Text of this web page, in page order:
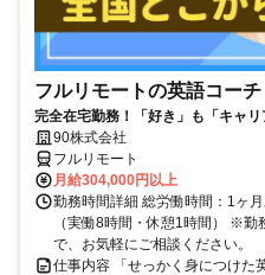
フルリモートの英語コーチ
完全在宅勤務！「好き」も「キャリ
90株式会社
フルリモート
月給304,000円以上
勤務時間詳細 総労働時間：1ヶ
（実働8時間・休憩1時間） ※
で、お気軽にご相談ください。
仕事内容 「せっかく身につけた